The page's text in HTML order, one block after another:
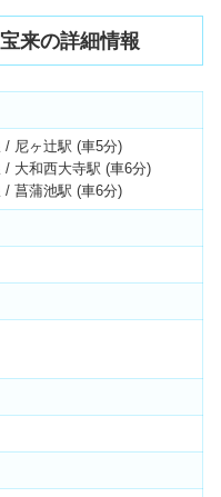
来の詳細情報
/ 尼ヶ辻駅 (車5分)
大和西大寺駅 (車6分)
/ 菖蒲池駅 (車6分)